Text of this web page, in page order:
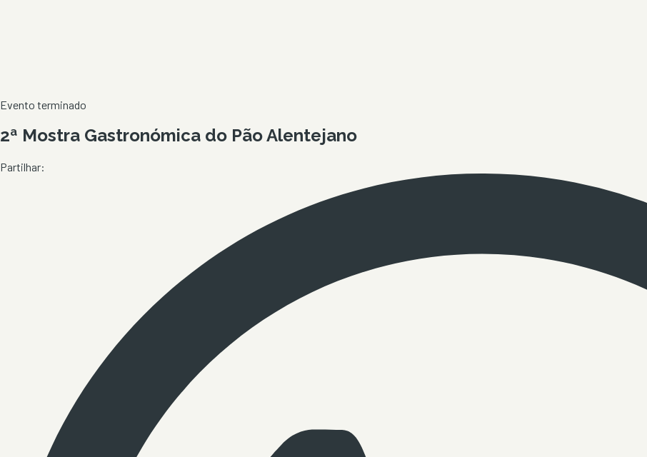
Evento terminado
2ª Mostra Gastronómica do Pão Alentejano
Partilhar: